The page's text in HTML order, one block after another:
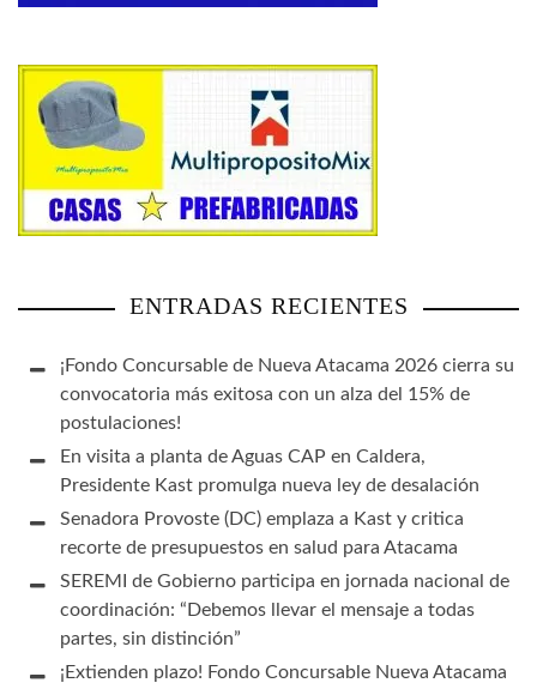
ENTRADAS RECIENTES
¡Fondo Concursable de Nueva Atacama 2026 cierra su
convocatoria más exitosa con un alza del 15% de
postulaciones!
En visita a planta de Aguas CAP en Caldera,
Presidente Kast promulga nueva ley de desalación
Senadora Provoste (DC) emplaza a Kast y critica
recorte de presupuestos en salud para Atacama
SEREMI de Gobierno participa en jornada nacional de
coordinación: “Debemos llevar el mensaje a todas
partes, sin distinción”
¡Extienden plazo! Fondo Concursable Nueva Atacama